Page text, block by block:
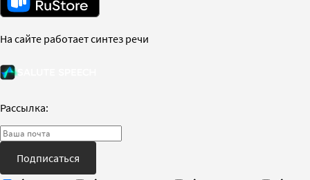
На сайте работает синтез речи
Рассылка:
Подписаться